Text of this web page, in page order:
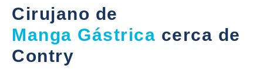
Cirujano de
Manga Gástrica cerca de
Contry